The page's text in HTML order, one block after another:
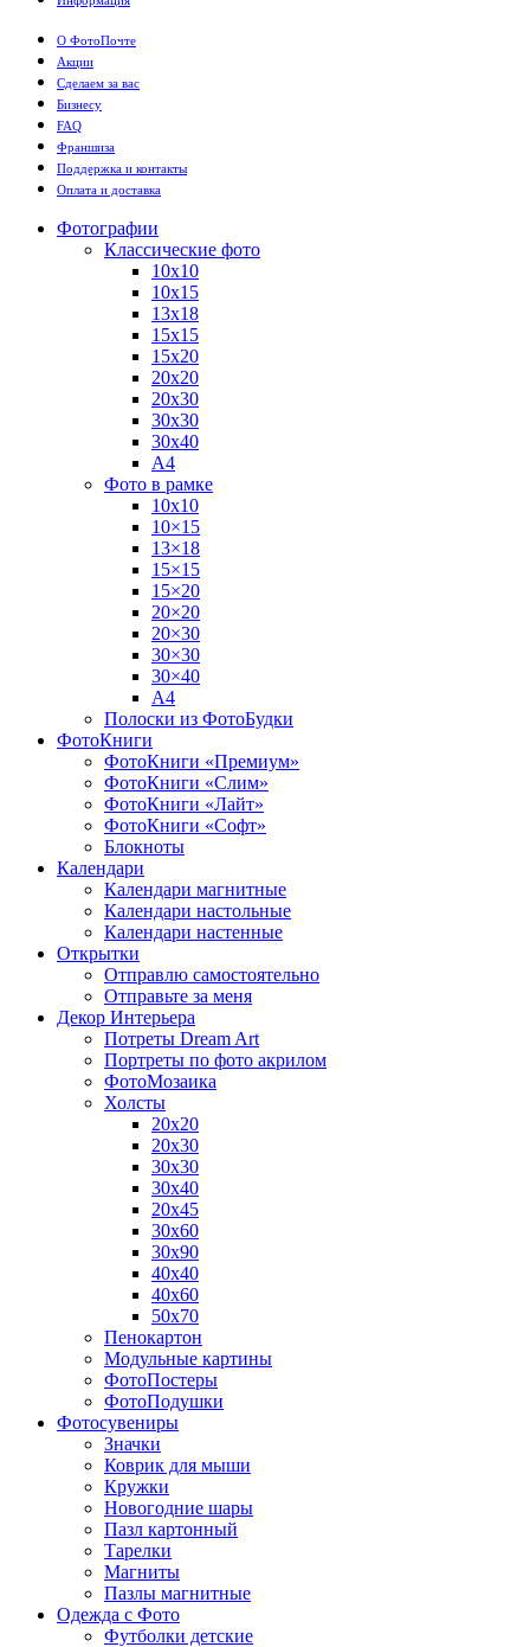
О ФотоПочте
Акции
Сделаем за вас
Бизнесу
FAQ
Франшиза
Поддержка и контакты
Оплата и доставка
Фотографии
Классические фото
10х10
10х15
13х18
15х15
15х20
20х20
20х30
30х30
30х40
А4
Фото в рамке
10х10
10×15
13×18
15×15
15×20
20×20
20×30
30×30
30×40
A4
Полоски из ФотоБудки
ФотоКниги
ФотоКниги «Премиум»
ФотоКниги «Слим»
ФотоКниги «Лайт»
ФотоКниги «Софт»
Блокноты
Календари
Календари магнитные
Календари настольные
Календари настенные
Открытки
Отправлю самостоятельно
Отправьте за меня
Декор Интерьера
Потреты Dream Art
Портреты по фото акрилом
ФотоМозаика
Холсты
20х20
20х30
30х30
30х40
20х45
30х60
30х90
40х40
40х60
50х70
Пенокартон
Модульные картины
ФотоПостеры
ФотоПодушки
Фотоcувениры
Значки
Коврик для мыши
Кружки
Новогодние шары
Пазл картонный
Тарелки
Магниты
Пазлы магнитные
Одежда с Фото
Футболки детские